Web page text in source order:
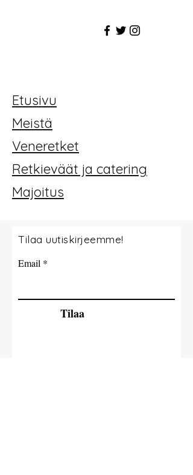
Etusivu
Meistä
Veneretket
Retkieväät ja catering
Majoitus
Tilaa uutiskirjeemme!
Email
Tilaa